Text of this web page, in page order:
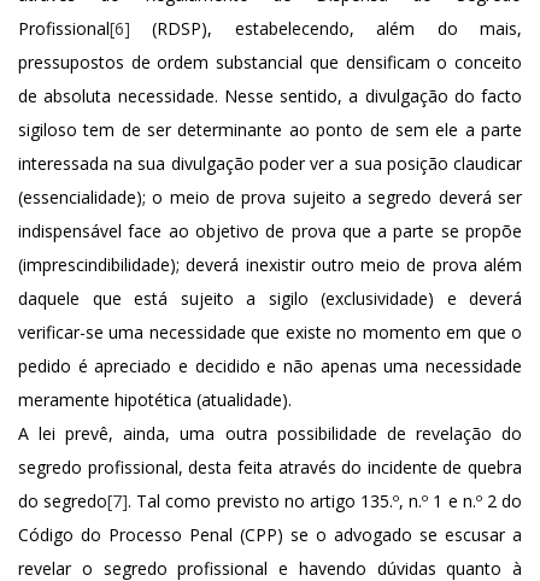
Profissional[6] (RDSP), estabelecendo, além do mais,
pressupostos de ordem substancial que densificam o conceito
de absoluta necessidade. Nesse sentido, a divulgação do facto
sigiloso tem de ser determinante ao ponto de sem ele a parte
interessada na sua divulgação poder ver a sua posição claudicar
(essencialidade); o meio de prova sujeito a segredo deverá ser
indispensável face ao objetivo de prova que a parte se propõe
(imprescindibilidade); deverá inexistir outro meio de prova além
daquele que está sujeito a sigilo (exclusividade) e deverá
verificar-se uma necessidade que existe no momento em que o
pedido é apreciado e decidido e não apenas uma necessidade
meramente hipotética (atualidade).
A lei prevê, ainda, uma outra possibilidade de revelação do
segredo profissional, desta feita através do incidente de quebra
do segredo[7]. Tal como previsto no artigo 135.º, n.º 1 e n.º 2 do
Código do Processo Penal (CPP) se o advogado se escusar a
revelar o segredo profissional e havendo dúvidas quanto à